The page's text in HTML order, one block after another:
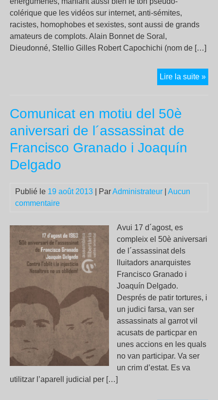
colérique que les vidéos sur internet, anti-sémites,
racistes, homophobes et sexistes, sont aussi de grands
amateurs de complots. Alain Bonnet de Soral,
Dieudonné, Stellio Gilles Robert Capochichi (nom de […]
Lire la suite »Les
Comunicat en motiu del 50è
aniversari de l´assassinat de
Francisco Granado i Joaquín
Delgado
Publié le 19 août 2013 | ParAdministrateur
Aucun
commentaire
Avui 17 d´agost, es
compleix el 50è aniversari
de l´assassinat dels
lluitadors anarquistes
Francisco Granado i
Joaquín Delgado.
Després de patir tortures, i
un judici farsa, van ser
assassinats al garrot vil
acusats de particpar en
unes accions en les quals
no van participar. Va ser
un crim d’estat. Es va
utilitzar l’aparell judicial per […]